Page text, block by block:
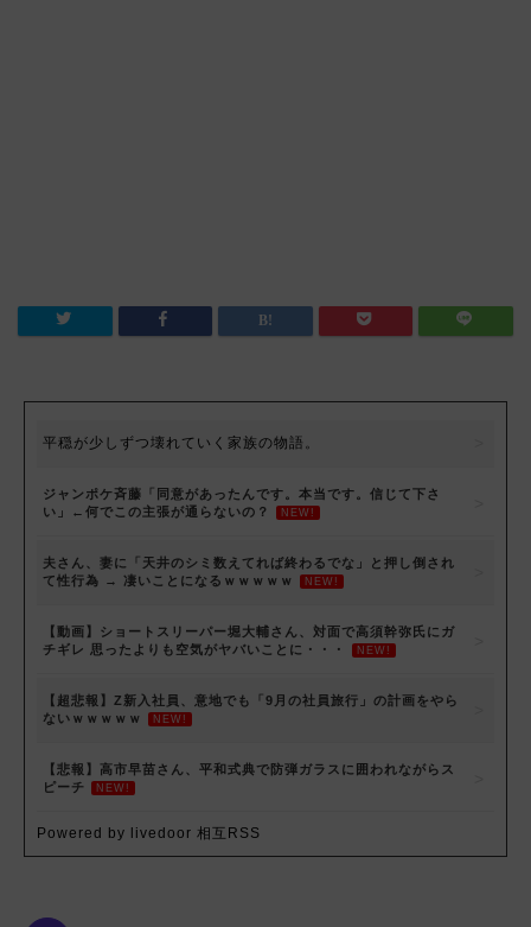
平穏が少しずつ壊れていく家族の物語。
ジャンポケ斉藤「同意があったんです。本当です。信じて下さ
い」←何でこの主張が通らないの？
NEW!
夫さん、妻に「天井のシミ数えてれば終わるでな」と押し倒され
て性行為 → 凄いことになるｗｗｗｗｗ
NEW!
【動画】ショートスリーパー堀大輔さん、対面で高須幹弥氏にガ
チギレ 思ったよりも空気がヤバいことに・・・
NEW!
【超悲報】Z新入社員、意地でも「9月の社員旅行」の計画をやら
ないｗｗｗｗｗ
NEW!
【悲報】高市早苗さん、平和式典で防弾ガラスに囲われながらス
ピーチ
NEW!
Powered by livedoor 相互RSS